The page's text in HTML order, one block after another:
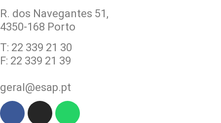
R. dos Navegantes 51,
4350-168 Porto
T: 22 339 21 30
F: 22 339 21 39
geral@esap.pt